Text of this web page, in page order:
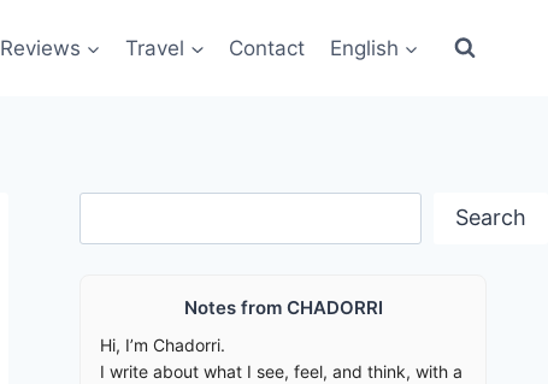
Reviews Travel Contact English
Search
Notes from CHADORRI
Hi, I’m Chadorri.
I write about what I see, feel, and think, with a